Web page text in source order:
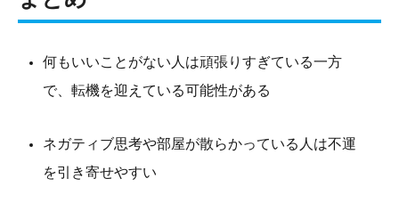
何もいいことがない人は頑張りすぎている一方
で、転機を迎えている可能性がある
ネガティブ思考や部屋が散らかっている人は不運
を引き寄せやすい